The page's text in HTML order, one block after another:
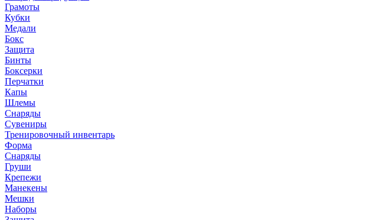
Грамоты
Кубки
Медали
Бокс
Защита
Бинты
Боксерки
Перчатки
Капы
Шлемы
Снаряды
Сувениры
Тренировочный инвентарь
Форма
Снаряды
Груши
Крепежи
Манекены
Мешки
Наборы